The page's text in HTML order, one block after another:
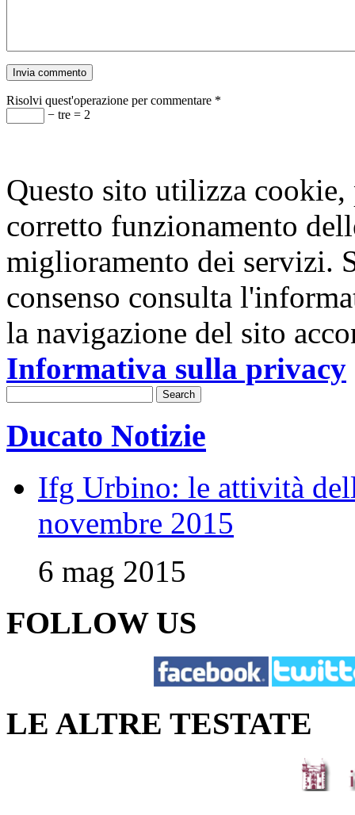
Risolvi quest'operazione per commentare *
− tre = 2
Questo sito utilizza
corretto funzionamento
miglioramento dei servizi.
consenso consulta
la navigazione del sito
Informativa sulla privacy
Ducato Notizie
Ifg Urbino: le attività
novembre 2015
6 mag 2015
FOLLOW US
LE ALTRE TESTATE